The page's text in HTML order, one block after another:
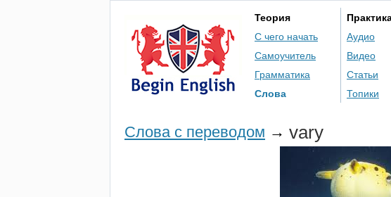
Теория
С чего начать
Самоучитель
Грамматика
Слова
Аудио
Видео
Статьи
Топики
Слова с переводом → vary